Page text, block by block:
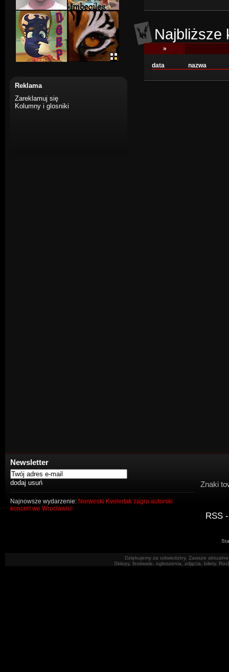
Reklama
Zareklamuj się
Kolumny i glosniki
Najbliższe
»
data nazwa
Newsletter
Najnowsze wydarzenie: Norweski Kvelertak zagra autorski
koncert we Wrocławiu!
Znaki
RSS
Dziękujemy za odwiedziny. Zawsze
Sklepy, festiwale, ogłoszenia, zdjęcia, bilety.